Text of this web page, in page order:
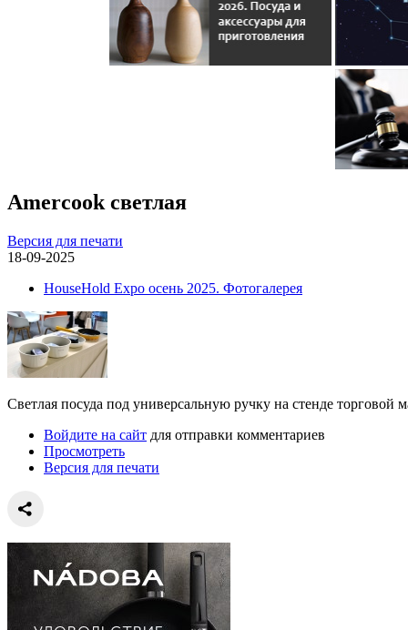
Amercook светлая
Версия для печати
18-09-2025
HouseHold Expo осень 2025. Фотогалерея
Светлая посуда под универсальную ручку на стенде торговой
Войдите на сайт для отправки комментариев
Просмотреть
Версия для печати